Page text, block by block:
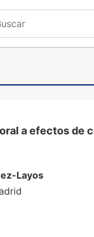
a efectos de
Layos